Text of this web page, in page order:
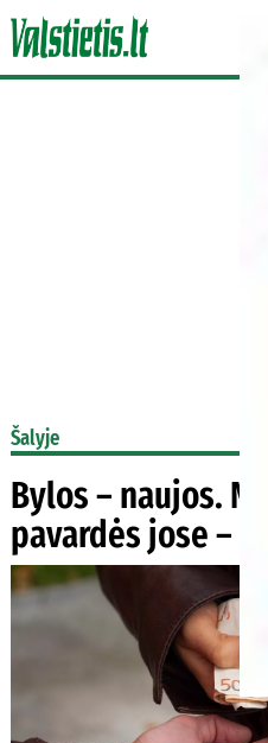
Šalyje
Bylos – naujos.
pavardės jose –